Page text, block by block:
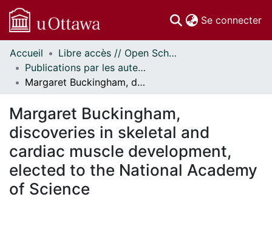
Se connecter
Communautés
et collections
Parcourir
À propos
Accueil
Libre accès // Open Scholarship
Publications par les auteurs d'uOttawa publiés par BioMed Central // uOttawa authored publications from BioMed Central
Margaret Buckingham, discoveries in skeletal and cardiac muscle development, elected to the National Academy of Science
Margaret Buckingham,
discoveries in skeletal and
cardiac muscle development,
elected to the National Academy
of Science